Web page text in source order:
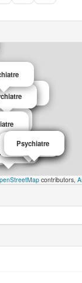
Psychiatre
Psychiatre
Psychiatre
Psychiatre
Psychiatre
contributors,